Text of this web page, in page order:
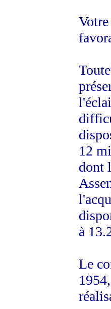
12
dont
à
Le